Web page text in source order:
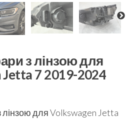
з лінзою для
7 2019-2024
лінзою для Volkswagen Jetta